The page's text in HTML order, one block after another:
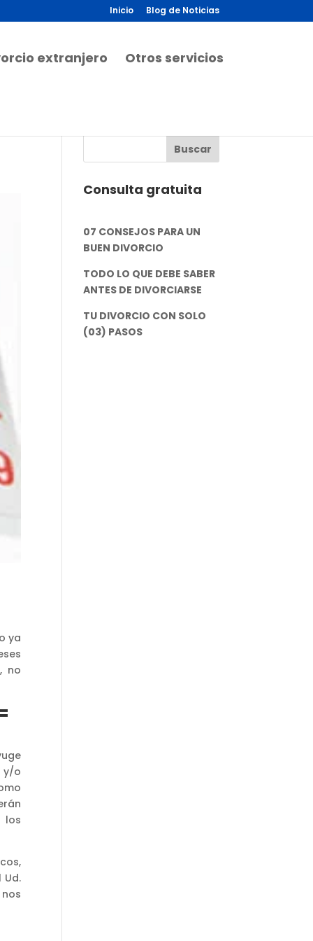
Inicio Blog de Noticias
extranjero Otros servicios
ya
no
y/o
los
Consulta gratuita
07 CONSEJOS PARA UN
BUEN DIVORCIO
TODO LO QUE DEBE SABER
ANTES DE DIVORCIARSE
TU DIVORCIO CON SOLO
(03) PASOS